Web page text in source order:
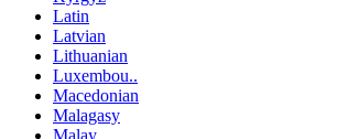
Latin
Latvian
Lithuanian
Luxembou..
Macedonian
Malagasy
Malay